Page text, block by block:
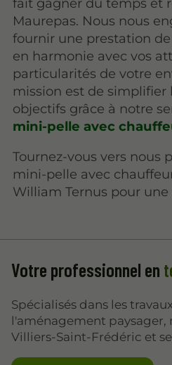
Maurepas. Nous nous
fournir une prestation
en harmonie avec vos
particularités de votre
mission est de simplifier
objectifs grâce à notre
mini-pelle avec
Tournez-vous vers nous
mini-pelle avec
William Ternus pour
Votre professionnel en
Spécialisés dans les
l'aménagement paysager,
Villiers-Saint-Frédéric et